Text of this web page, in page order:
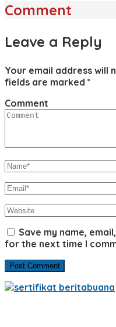
Comment
Leave a Reply
Your email address will
fields are marked *
Comment
Save my name,
for the next time I